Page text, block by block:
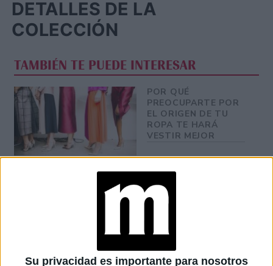
Su privacidad es importante para nosotros
DETALLES DE LA
COLECCIÓN
TAMBIÉN TE PUEDE INTERESAR
POR QUÉ
PREOCUPARTE POR
EL ORIGEN DE TU
ROPA TE HARÁ
VESTIR MEJOR
LETIZIA ORTIZ USÓ
UN VESTIDO DE SU
SUEGRA DE 1981
CON GIROS
MODA CIRCULAR: